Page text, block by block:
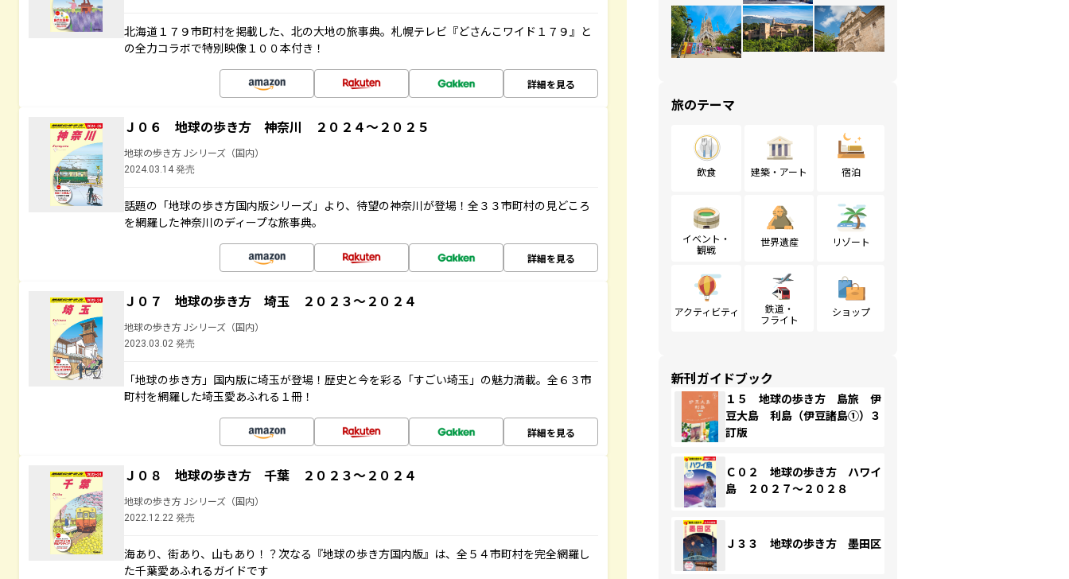
北海道１７９市町村を掲載した、北の大地の旅事典。札幌テレビ『どさんこワイド１７９』と
の全力コラボで特別映像１００本付き！
詳細を見る
Ｊ０６ 地球の歩き方 神奈川 ２０２４～２０２５
地球の歩き方 Jシリーズ（国内）
2024.03.14 発売
話題の「地球の歩き方国内版シリーズ」より、待望の神奈川が登場！全３３市町村の見どころ
を網羅した神奈川のディープな旅事典。
詳細を見る
Ｊ０７ 地球の歩き方 埼玉 ２０２３～２０２４
地球の歩き方 Jシリーズ（国内）
2023.03.02 発売
「地球の歩き方」国内版に埼玉が登場！歴史と今を彩る「すごい埼玉」の魅力満載。全６３市
町村を網羅した埼玉愛あふれる１冊！
詳細を見る
Ｊ０８ 地球の歩き方 千葉 ２０２３～２０２４
地球の歩き方 Jシリーズ（国内）
2022.12.22 発売
海あり、街あり、山もあり！？次なる『地球の歩き方国内版』は、全５４市町村を完全網羅し
た千葉愛あふれるガイドです
旅のテーマ
飲食 建築・アート 宿泊
イベント・
観戦
世界遺産 リゾート
アクティビティ
鉄道・
フライト
ショップ
新刊ガイドブック
１５ 地球の歩き方 島旅 伊
豆大島 利島（伊豆諸島①）３
訂版
Ｃ０２ 地球の歩き方 ハワイ
島 ２０２７～２０２８
Ｊ３３ 地球の歩き方 墨田区